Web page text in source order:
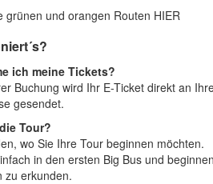
grünen und orangen Routen HIER
ich meine Tickets?
Buchung wird Ihr E-Ticket direkt an
gesendet.
Tour?
wo Sie Ihre Tour beginnen möchten.
in den ersten Big Bus und
zu erkunden.